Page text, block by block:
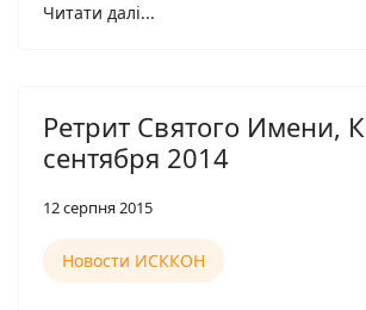
Читати далі...
Ретрит Святого Имени,
сентября 2014
12 серпня 2015
Новости ИСККОН